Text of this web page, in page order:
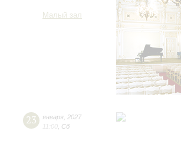
Малый зал
23 января 2027
11:00 Сб